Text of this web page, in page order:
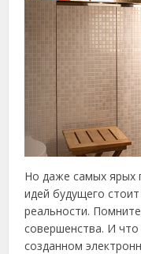
Но даже самых ярых
идей будущего
реальности.
совершенства. И
созданном